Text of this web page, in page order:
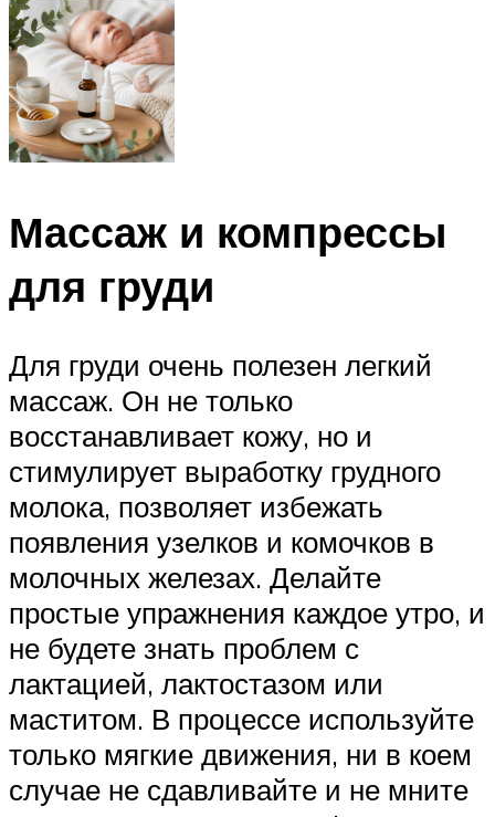
Массаж и компрессы
для груди
Для груди очень полезен легкий
массаж. Он не только
восстанавливает кожу, но и
стимулирует выработку грудного
молока, позволяет избежать
появления узелков и комочков в
молочных железах. Делайте
простые упражнения каждое утро, и
не будете знать проблем с
лактацией, лактостазом или
маститом. В процессе используйте
только мягкие движения, ни в коем
случае не сдавливайте и не мните